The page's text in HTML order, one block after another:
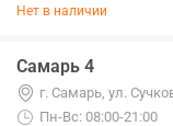
Нет в наличии
Самарь 4
г. Самарь, ул.
Пн-Вс: 08:00-21:00